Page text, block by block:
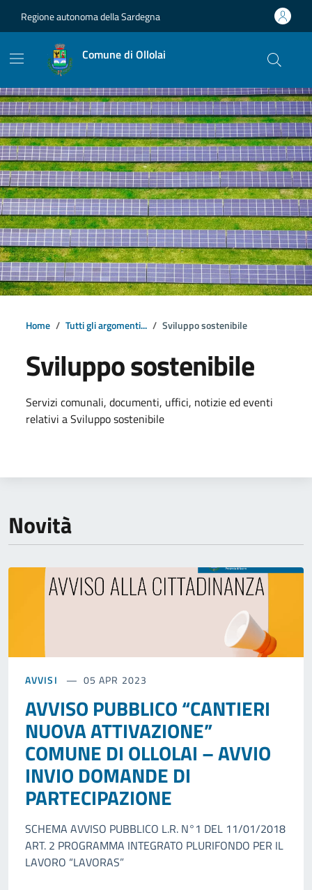
Regione autonoma della Sardegna
Comune di Ollolai
Home Tutti gli argomenti... Sviluppo sostenibile
Sviluppo sostenibile
Dettagli della notizia
Servizi comunali, documenti, uffici, notizie ed eventi
relativi a Sviluppo sostenibile
Novità
AVVISI 05 APR 2023
AVVISO PUBBLICO “CANTIERI
NUOVA ATTIVAZIONE”
COMUNE DI OLLOLAI – AVVIO
INVIO DOMANDE DI
PARTECIPAZIONE
SCHEMA AVVISO PUBBLICO L.R. N°1 DEL 11/01/2018
ART. 2 PROGRAMMA INTEGRATO PLURIFONDO PER IL
LAVORO “LAVORAS”